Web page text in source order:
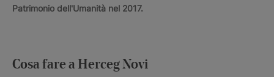
Patrimonio dell'Umanità nel 2017.
Cosa fare a Herceg Novi